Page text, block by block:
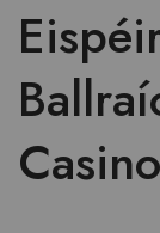
Casino